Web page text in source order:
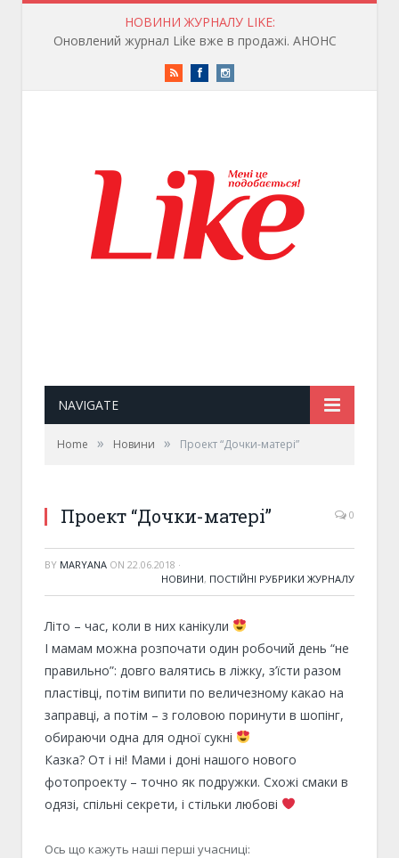
НОВИНИ ЖУРНАЛУ LIKE:
Оновлений журнал Like вже в продажі. АНОНС
RSS FacebookInstagram
NAVIGATE
Home » Новини » Проект “Дочки-матері”
Проект “Дочки-матері” 0
BY MARYANA ON 22.06.2018 ·
НОВИНИ, ПОСТІЙНІ РУБРИКИ ЖУРНАЛУ
Літо – час, коли в них канікули
І мамам можна розпочати один робочий день “не
правильно”: довго валятись в ліжку, з’їсти разом
пластівці, потім випити по величезному какао на
заправці, а потім – з головою поринути в шопінг,
обираючи одна для одної сукні
Казка? От і ні! Мами і доні нашого нового
фотопроекту – точно як подружки. Схожі смаки в
одязі, спільні секрети, і стільки любові
Ось що кажуть наші перші учасниці: